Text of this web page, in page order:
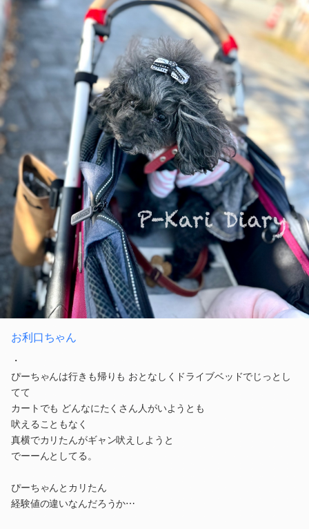
お利口ちゃん
・
ぴーちゃんは行きも帰りも おとなしくドライブベッドでじっとし
てて
カートでも どんなにたくさん人がいようとも
吠えることもなく
真横でカリたんがギャン吠えしようと
でーーんとしてる。
ぴーちゃんとカリたん
経験値の違いなんだろうか⋯